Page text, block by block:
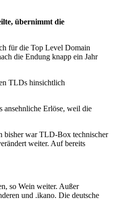
übernimmt die
für die Top Level Domain
die Endung knapp ein Jahr
TLDs hinsichtlich
ansehnliche Erlöse, weil die
bisher war TLD-Box technischer
weiter. Auf bereits
so Wein weiter. Außer
und .ikano. Die deutsche